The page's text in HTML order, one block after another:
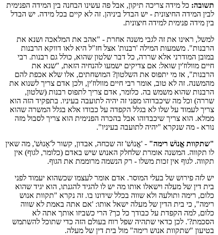
תשובה: כל מידה צריכה תיקון, אבל פה עשינו הבחנה בין המידה הפנימית
לבין המידה החיצונית - יש הבדל ביניהן. זה לא קיים בכל מידה. יש הבדל
בין מידה פנימית למידה חיצונית.
למשל, ראינו את זה לגבי משנה אחרת - "אהב את המלאכה ושנא את
הרבנות". משמעות המילה 'רבנות' אצל חז"ל היא לאו דווקא הרבנות
במובן המודרני אלא שררה, כל דבר שלטון שהוא, כולל גם רבנות. רבי
חיים מוולוז'ין שואל: אם צדיקים ישמעו להנחיה הזאת, "שנא את
הרבנות", אז מי יתפוס את השלטון? המושחתים, אלו שלא אכפת להם
מהמשנה. זה לא טוב, אומר רבי חיים מוולוז'ין, ולכן אדם צריך לשנוא את
הרבנות שהוא משמש בה. כלומר, אדם צריך לתפוס רבנות (שלטון,
שררה) וכל מה שיכבדוהו מפני זה יהיה לתועבה בעיניו. בתפקיד הזה הוא
צריך לעמוד על שלו לא בגלל הקפדה על כבודו אלא בגלל המשרה שהוא
ממלא. הוא צריך שיכבדוהו אבל בהכרה הפנימית הוא צריך לסבול מזה
נורא - מה שנקרא "יהיה לתועבה בעיניו".
"שתקוות אֱנוֹשׁ רימה" - 'אֱנוֹשׁ' זה שכחה, אבדון, קשור ל'אָנוּשׁ', מה שאין
לו תקווה. המשנה אומרת שלחלק האנוש שיש באדם (כלומר, לגוף) אין
תקווה. לגוף אין זכות משלו - רק הנשמה מרוממת את הגוף.
יש לזה פירוש של בעלי המוסר. אדם אומר לעצמו שכשהוא יעמוד לפני
בית דין של מעלה וישאלו אותו מה יש לו להגיד להגנתו, הוא יגיד שהוא
כלום, רימה ותולעה ולא שווה בכלל שידונו בו. זה נקרא "תקוות אנוש
רימה", כי בית הדין של מעלה ישאל אותו: 'אם אתה באמת לא שווה
כלום, למה הקפדת על כבודך כל כך? הרי כשביזו אותך אתה לא
הסכמת?'. לכן כדאי שתהיה שפל רוח בעולם הזה כדי שתוכל להשתמש
בטיעון "שתקוות אנוש רימה" מול בית דין של מעלה.